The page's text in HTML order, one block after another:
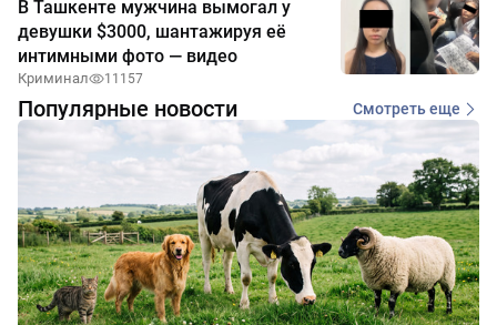
В Ташкенте мужчина вымогал у
девушки $3000, шантажируя её
интимными фото — видео
Криминал 11157
Популярные новости Смотреть еще